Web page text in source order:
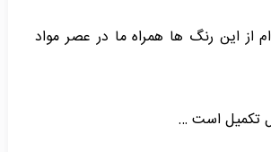
از این رنگ ها همراه ما در عصر مواد
تکمیل است …